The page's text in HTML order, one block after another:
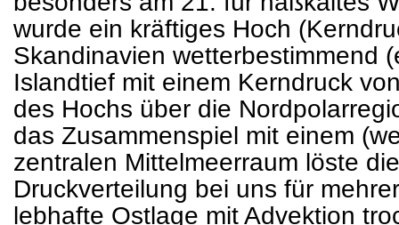
wurde ein kräftiges Hoch
Skandinavien wetterbestimmend
Islandtief mit einem Kerndruck
des Hochs über die
das Zusammenspiel mit einem
zentralen Mittelmeerraum löste
Druckverteilung bei uns für
lebhafte Ostlage mit Advektion